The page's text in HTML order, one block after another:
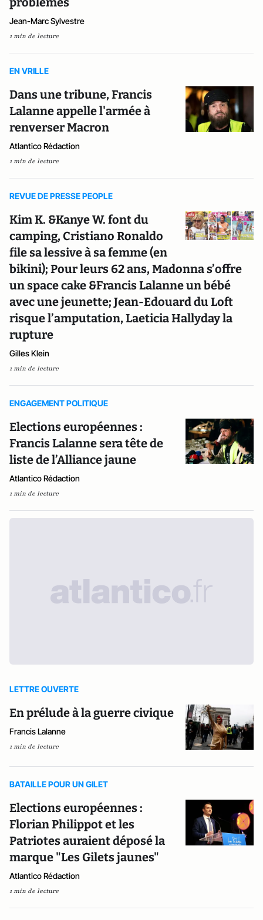
Jean-Marc Sylvestre
1 min de lecture
EN VRILLE
Dans une tribune, Francis
Lalanne appelle l'armée à
renverser Macron
Atlantico Rédaction
1 min de lecture
REVUE DE PRESSE PEOPLE
Kim K. &Kanye W. font du
camping, Cristiano Ronaldo
file sa lessive à sa femme (en
bikini); Pour leurs 62 ans, Madonna s’offre
un space cake &Francis Lalanne un bébé
avec une jeunette; Jean-Edouard du Loft
risque l’amputation, Laeticia Hallyday la
rupture
Gilles Klein
1 min de lecture
ENGAGEMENT POLITIQUE
Elections européennes :
Francis Lalanne sera tête de
liste de l’Alliance jaune
Atlantico Rédaction
1 min de lecture
LETTRE OUVERTE
En prélude à la guerre civique
Francis Lalanne
1 min de lecture
BATAILLE POUR UN GILET
Elections européennes :
Florian Philippot et les
Patriotes auraient déposé la
marque "Les Gilets jaunes"
Atlantico Rédaction
1 min de lecture